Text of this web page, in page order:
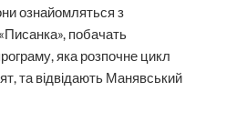
ознайомляться з
побачать
яка розпочне цикл
та відвідають Манявський